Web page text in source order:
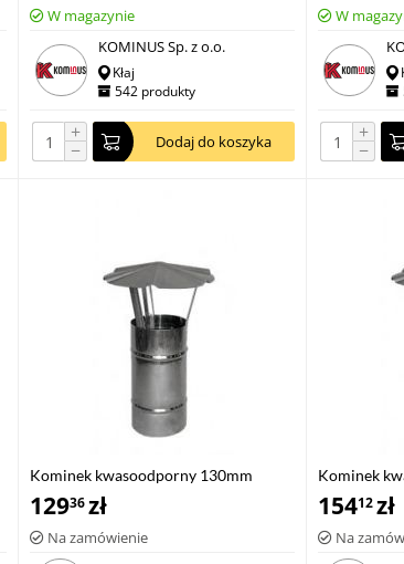
W magazynie
KOMINUS Sp. z o.o.
Kłaj
542 produkty
+
− Dodaj do koszyka
W
+
−
Kominek kwasoodporny 130mm
12936zł
Na zamówienie
Kominek
15412zł
Na